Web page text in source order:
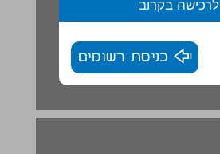
לרכישה בקרוב
כניסת רשומים